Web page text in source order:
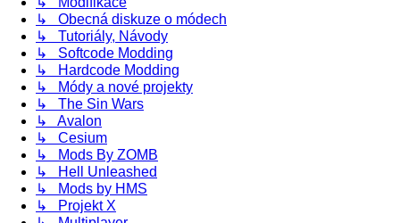
↳ Obecná diskuze o módech
↳ Tutoriály, Návody
↳ Softcode Modding
↳ Hardcode Modding
↳ Módy a nové projekty
↳ The Sin Wars
↳ Avalon
↳ Cesium
↳ Mods By ZOMB
↳ Hell Unleashed
↳ Mods by HMS
↳ Projekt X